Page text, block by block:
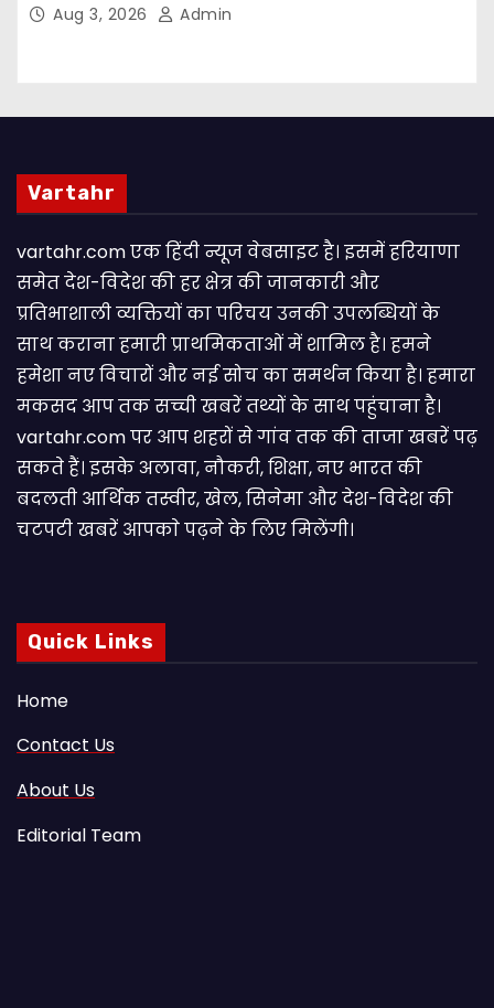
Aug 3, 2026 Admin
Vartahr
vartahr.com एक हिंदी न्यूज वेबसाइट है। इसमें हरियाणा
समेत देश-विदेश की हर क्षेत्र की जानकारी और
प्रतिभाशाली व्यक्तियों का परिचय उनकी उपलब्धियों के
साथ कराना हमारी प्राथमिकताओं में शामिल है। हमने
हमेशा नए विचारों और नई सोच का समर्थन किया है। हमारा
मकसद आप तक सच्ची खबरें तथ्यों के साथ पहुंचाना है।
vartahr.com पर आप शहरों से गांव तक की ताजा खबरें पढ़
सकते हैं। इसके अलावा, नौकरी, शिक्षा, नए भारत की
बदलती आर्थिक तस्वीर, खेल, सिनेमा और देश-विदेश की
चटपटी खबरें आपकाे पढ़ने के लिए मिलेंगी।
Quick Links
Home
Contact Us
About Us
Editorial Team